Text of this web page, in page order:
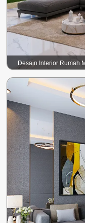
Desain Interior Rumah